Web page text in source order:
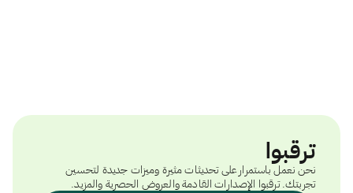
ترقبوا
نحن نعمل باستمرار على تحديثات مثيرة وميزات جديدة لتحسين
تجربتك. ترقبوا الإصدارات القادمة والعروض الحصرية والمزيد.